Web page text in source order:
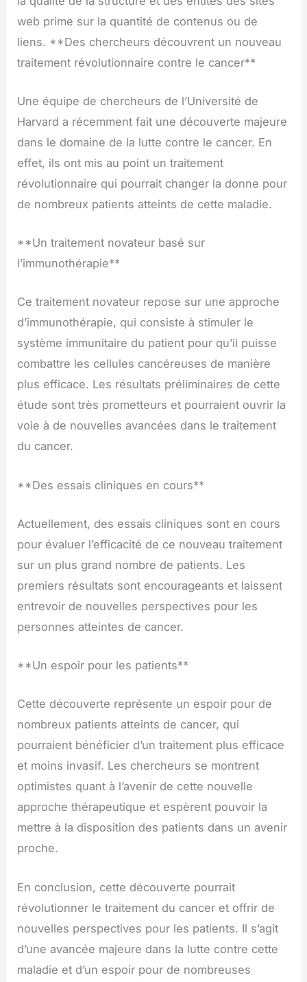
web prime sur la quantité de contenus ou de
liens. **Des chercheurs découvrent un nouveau
traitement révolutionnaire contre le cancer**
Une équipe de chercheurs de l’Université de
Harvard a récemment fait une découverte majeure
dans le domaine de la lutte contre le cancer. En
effet, ils ont mis au point un traitement
révolutionnaire qui pourrait changer la donne pour
de nombreux patients atteints de cette maladie.
**Un traitement novateur basé sur
l’immunothérapie**
Ce traitement novateur repose sur une approche
d’immunothérapie, qui consiste à stimuler le
système immunitaire du patient pour qu’il puisse
combattre les cellules cancéreuses de manière
plus efficace. Les résultats préliminaires de cette
étude sont très prometteurs et pourraient ouvrir la
voie à de nouvelles avancées dans le traitement
du cancer.
**Des essais cliniques en cours**
Actuellement, des essais cliniques sont en cours
pour évaluer l’efficacité de ce nouveau traitement
sur un plus grand nombre de patients. Les
premiers résultats sont encourageants et laissent
entrevoir de nouvelles perspectives pour les
personnes atteintes de cancer.
**Un espoir pour les patients**
Cette découverte représente un espoir pour de
nombreux patients atteints de cancer, qui
pourraient bénéficier d’un traitement plus efficace
et moins invasif. Les chercheurs se montrent
optimistes quant à l’avenir de cette nouvelle
approche thérapeutique et espèrent pouvoir la
mettre à la disposition des patients dans un avenir
proche.
En conclusion, cette découverte pourrait
révolutionner le traitement du cancer et offrir de
nouvelles perspectives pour les patients. Il s’agit
d’une avancée majeure dans la lutte contre cette
maladie et d’un espoir pour de nombreuses